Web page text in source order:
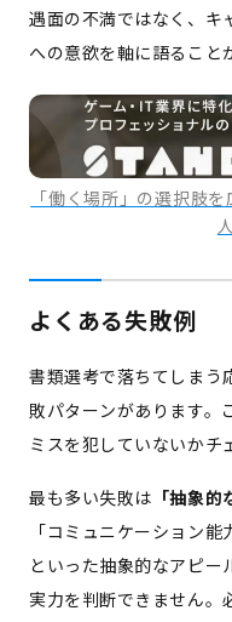
遇面の不満ではなく、キ
への意欲を軸に語ること
「働く場所」の選択肢
よくある失敗例
書類選考で落ちてしまう
敗パターンがあります。
ミスを犯していないかチ
最も多い失敗は 「抽象
「コミュニケーション
といった抽象的なアピー
実力を判断できません。